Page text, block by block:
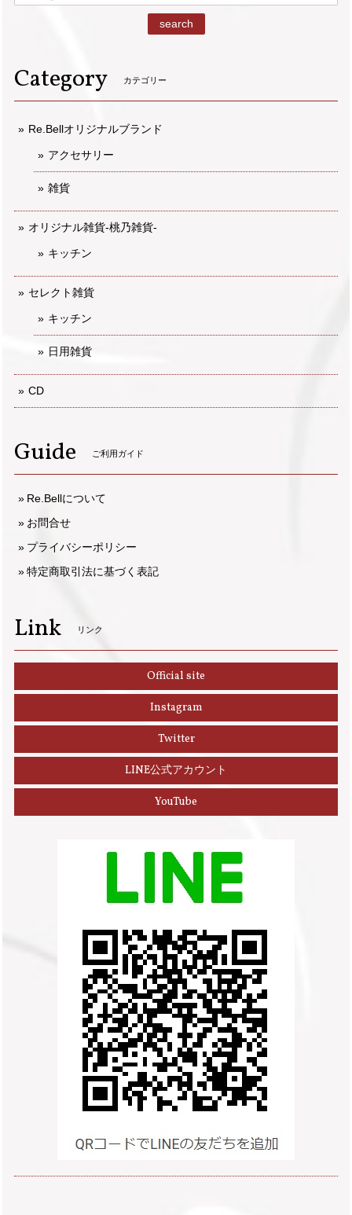
search
Category カテゴリー
Re.Bellオリジナルブランド
アクセサリー
雑貨
オリジナル雑貨-桃乃雑貨-
キッチン
セレクト雑貨
キッチン
日用雑貨
CD
Guide ご利用ガイド
Re.Bellについて
お問合せ
プライバシーポリシー
特定商取引法に基づく表記
Link リンク
Official site
Instagram
Twitter
LINE公式アカウント
YouTube